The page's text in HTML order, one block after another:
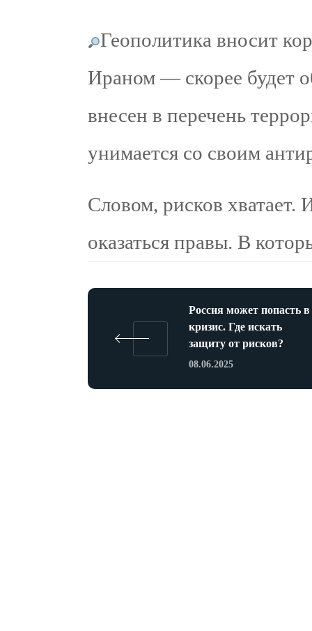
Геополитика вносит
Ираном — скорее будет
внесен в перечень
унимается со своим
Словом, рисков хватает.
оказаться правы. В
Россия может попасть в
кризис. Где искать
защиту от рисков?
08.06.2025